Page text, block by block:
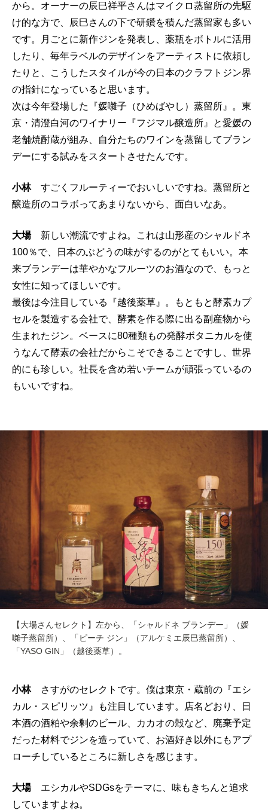
から。オーナーの辰巳祥平さんはマイクロ蒸留所の先駆
け的な方で、辰巳さんの下で研鑽を積んだ蒸留家も多い
です。月ごとに新作ジンを発表し、薬瓶をボトルに活用
したり、毎年ラベルのデザインをアーティストに依頼し
たりと、こうしたスタイルが今の日本のクラフトジン界
の指針になっていると思います。
次は今年登場した『媛囃子（ひめばやし）蒸留所』。東
京・清澄白河のワイナリー『フジマル醸造所』と愛媛の
老舗焼酎蔵が組み、自分たちのワインを蒸留してブラン
デーにする試みをスタートさせたんです。
小林すごくフルーティーでおいしいですね。蒸留所と
醸造所のコラボってあまりないから、面白いなあ。
大場新しい潮流ですよね。これは山形産のシャルドネ
100％で、日本のぶどうの味がするのがとてもいい。本
来ブランデーは華やかなフルーツのお酒なので、もっと
女性に知ってほしいです。
最後は今注目している『越後薬草』。もともと酵素カプ
セルを製造する会社で、酵素を作る際に出る副産物から
生まれたジン。ベースに80種類もの発酵ボタニカルを使
うなんて酵素の会社だからこそできることですし、世界
的にも珍しい。社長を含め若いチームが頑張っているの
もいいですね。
【大場さんセレクト】左から、「シャルドネ ブランデー」（媛
囃子蒸留所）、「ピーチ ジン」（アルケミエ辰巳蒸留所）、
「YASO GIN」（越後薬草）。
小林さすがのセレクトです。僕は東京・蔵前の『エシ
カル・スピリッツ』も注目しています。店名どおり、日
本酒の酒粕や余剰のビール、カカオの殻など、廃棄予定
だった材料でジンを造っていて、お酒好き以外にもアプ
ローチしているところに新しさを感じます。
大場エシカルやSDGsをテーマに、味もきちんと追求
していますよね。